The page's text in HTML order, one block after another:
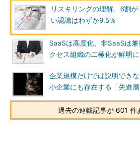
リスキリングの理解、6割
い認識はわずか9.5％
SaaSは高度化、非SaaSは
クセス組織の二極化が鮮明に
企業規模だけでは説明でき
小企業にも存在する「先進層
過去の連載記事が 601 件